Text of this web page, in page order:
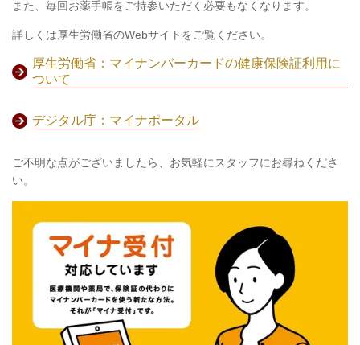
また、毎回お薬手帳をご持参いただく必要もなくなります。
詳しくは厚生労働省のWebサイトをご覧ください。
厚生労働省：マイナンバーカードの健康保険証利用に
ついて
デジタル庁：マイナポータル
ご不明な点がございましたら、お気軽にスタッフにお尋ねくださ
い。